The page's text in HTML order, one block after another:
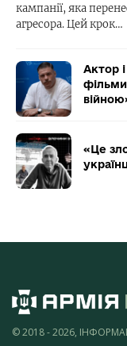
кампанії, яка
агресора. Цей крок…
Актор
фільми
«Це
© 2018 - 2026,